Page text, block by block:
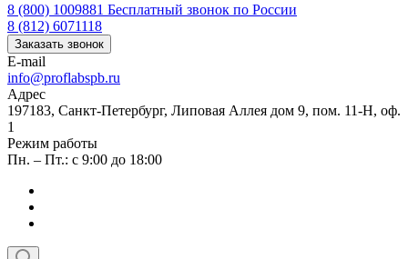
8 (800) 1009881 Бесплатный звонок по России
8 (812) 6071118
Заказать звонок
E-mail
info@proflabspb.ru
Адрес
197183, Санкт-Петербург, Липовая Аллея дом 9, пом. 11-Н, оф.
1
Режим работы
Пн. – Пт.: с 9:00 до 18:00